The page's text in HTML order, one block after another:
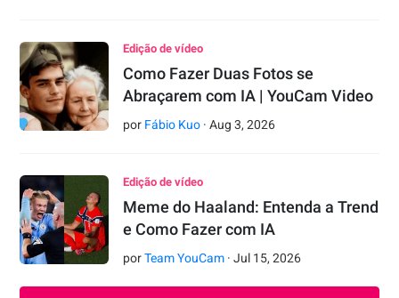
Edição de vídeo
Como Fazer Duas Fotos se
Abraçarem com IA | YouCam Video
por Fábio Kuo ·Aug 3,2026
Edição de vídeo
Meme do Haaland: Entenda a Trend
e Como Fazer com IA
porTeam YouCam ·Jul 15,2026